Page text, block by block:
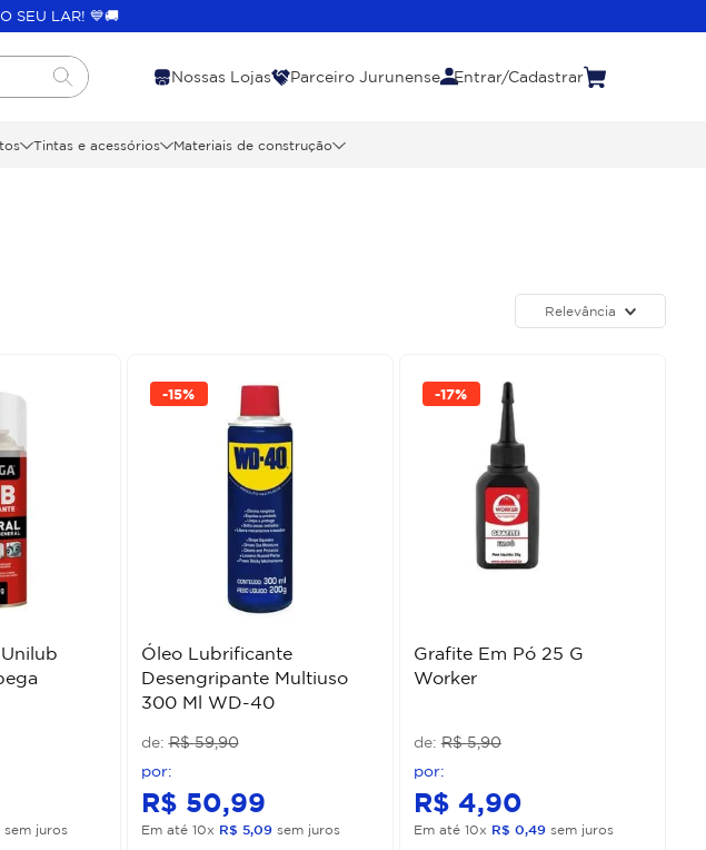
SEU LAR! 💙🚚
Nossas Lojas Parceiro Jurunense Entrar/Cadastrar
Tintas e acessórios Materiais de construção
Relevância
sem juros
-15%
Óleo Lubrificante
Desengripante Multiuso
300 Ml WD-40
R$ 59,90
R$ 50,99
Em até 10x R$ 5,09sem juros
-17%
Grafite Em Pó 25 G
Worker
R$ 5,90
R$ 4,90
Em até 10x R$ 0,49sem juros